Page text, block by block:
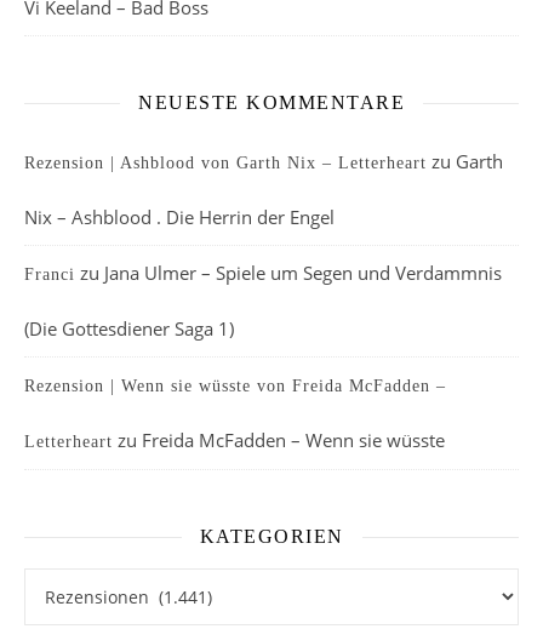
Vi Keeland – Bad Boss
NEUESTE KOMMENTARE
Rezension | Ashblood von Garth Nix – Letterheart zu Garth
Nix – Ashblood . Die Herrin der Engel
Franci zu Jana Ulmer – Spiele um Segen und Verdammnis
(Die Gottesdiener Saga 1)
Rezension | Wenn sie wüsste von Freida McFadden –
Letterheart zu Freida McFadden – Wenn sie wüsste
KATEGORIEN